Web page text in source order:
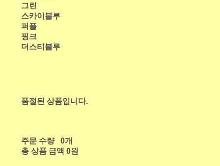
그린
스카이블루
퍼플
핑크
더스티블루
품절된 상품입니다.
주문 수량
0개
총 상품 금액 0원